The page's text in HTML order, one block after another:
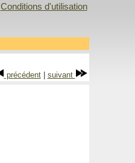
Conditions d'utilisation
précédent| suivant